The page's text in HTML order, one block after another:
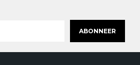
ABONNEER